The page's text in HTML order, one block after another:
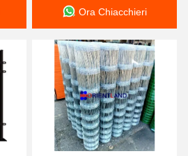
Ora Chiacchieri